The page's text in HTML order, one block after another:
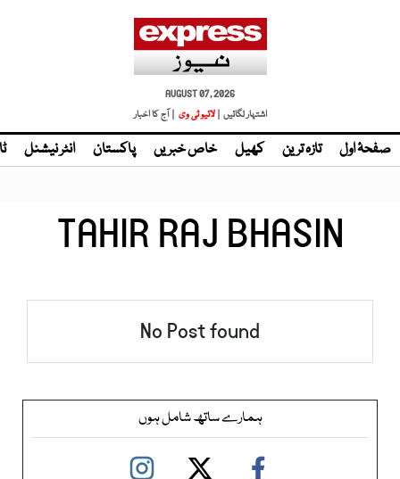
AUGUST 07, 2026
اشتہار لگائیں |
| آج کا اخبار
صفحۂ اول تازہ ترین کھیل خاص خبریں پاکستان انٹر نیشنل
TAHIR RAJ BHASIN
No Post found
ہمارے ساتھ شامل ہوں